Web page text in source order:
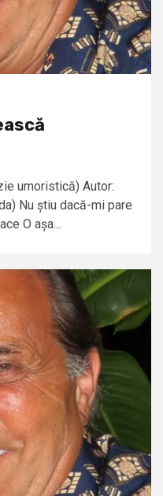
umoristică) Autor:
Nu știu dacă-mi pare
O așa...